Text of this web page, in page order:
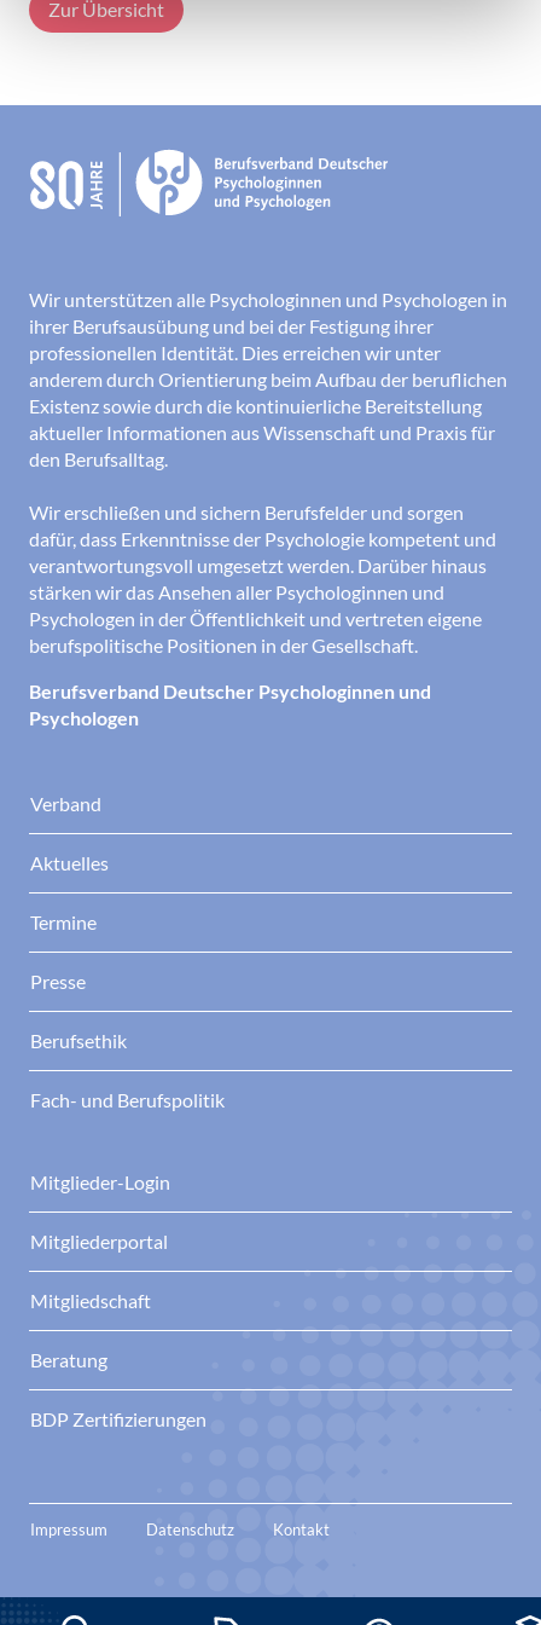
Zur Übersicht
Wir unterstützen alle Psychologinnen und Psychologen in
ihrer Berufsausübung und bei der Festigung ihrer
professionellen Identität. Dies erreichen wir unter
anderem durch Orientierung beim Aufbau der beruflichen
Existenz sowie durch die kontinuierliche Bereitstellung
aktueller Informationen aus Wissenschaft und Praxis für
den Berufsalltag.
Wir erschließen und sichern Berufsfelder und sorgen
dafür, dass Erkenntnisse der Psychologie kompetent und
verantwortungsvoll umgesetzt werden. Darüber hinaus
stärken wir das Ansehen aller Psychologinnen und
Psychologen in der Öffentlichkeit und vertreten eigene
berufspolitische Positionen in der Gesellschaft.
Berufsverband Deutscher Psychologinnen und
Psychologen
Verband
Aktuelles
Termine
Presse
Berufsethik
Fach- und Berufspolitik
Mitglieder-Login
Mitgliederportal
Mitgliedschaft
Beratung
BDP Zertifizierungen
Impressum Datenschutz Kontakt